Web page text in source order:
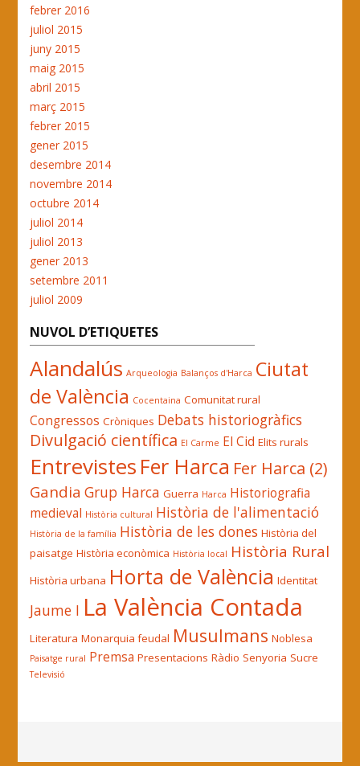
febrer 2016
juliol 2015
juny 2015
maig 2015
abril 2015
març 2015
febrer 2015
gener 2015
desembre 2014
novembre 2014
octubre 2014
juliol 2014
juliol 2013
gener 2013
setembre 2011
juliol 2009
NUVOL D’ETIQUETES
Alandalús Arqueologia Balanços d'Harca Ciutat
de València Cocentaina Comunitat rural
Congressos Cròniques Debats historiogràfics
Divulgació científica El Carme El Cid Elits rurals
Entrevistes Fer Harca Fer Harca (2)
Gandia Grup Harca Guerra Harca Historiografia
medieval Història cultural Història de l'alimentació
Història de la família Història de les dones Història del
paisatge Història econòmica Història local Història Rural
Història urbana Horta de València Identitat
Jaume I La València Contada
Literatura Monarquia feudal Musulmans Noblesa
Paisatge rural Premsa Presentacions Ràdio Senyoria Sucre
Televisió